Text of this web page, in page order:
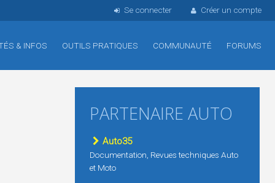
Se connecter Créer un compte
& INFOS OUTILS PRATIQUES COMMUNAUTÉ FORUMS
PARTENAIRE AUTO
Auto35
Documentation, Revues techniques Auto
et Moto